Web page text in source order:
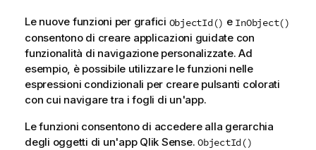
Le nuove funzioni per grafici ObjectId() e InObject()
consentono di creare applicazioni guidate con
funzionalità di navigazione personalizzate. Ad
esempio, è possibile utilizzare le funzioni nelle
espressioni condizionali per creare pulsanti colorati
con cui navigare tra i fogli di un'app.
Le funzioni consentono di accedere alla gerarchia
degli oggetti di un'app Qlik Sense. ObjectId()